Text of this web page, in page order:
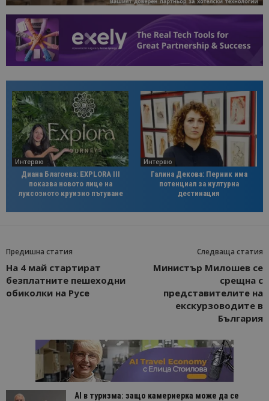
Интервю
Диана Благоева: EXPLORA III
показва новото лице на
луксозното круизно пътуване
Интервю
Галина Декова: Перник има
потенциал за културна
дестинация
Предишна статия
На 4 май стартират
безплатните пешеходни
обиколки на Русе
Следваща статия
Министър Милошев се
срещна с
представителите на
екскурзоводите в
България
AI в туризма: защо камериерка може да се